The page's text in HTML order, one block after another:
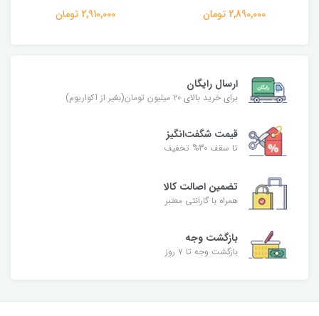
2,890,000 تومان 2,910,000 تومان
ارسال رایگان
برای خرید بالای ۲۰ میلیون تومان(بغیر از آکواریوم)
قیمت شگفت‌انگیز
تا سقف 30% تخفیف
تضمین اصالت کالا
همراه با گارانتی معتبر
بازگشت وجه
بازگشت وجه تا ۷ روز